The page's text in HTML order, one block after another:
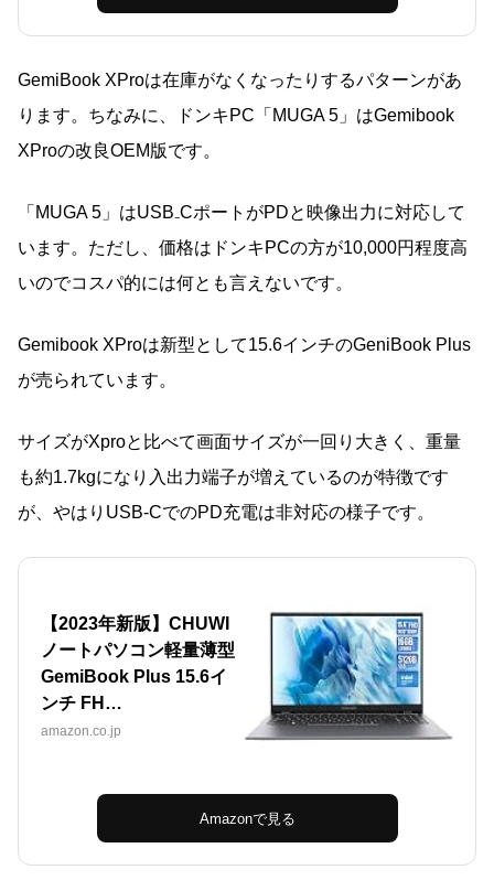
GemiBook XProは在庫がなくなったりするパターンがあ
ります。ちなみに、ドンキPC「MUGA 5」はGemibook
XProの改良OEM版です。
「MUGA 5」はUSB₋CポートがPDと映像出力に対応して
います。ただし、価格はドンキPCの方が10,000円程度高
いのでコスパ的には何とも言えないです。
Gemibook XProは新型として15.6インチのGeniBook Plus
が売られています。
サイズがXproと比べて画面サイズが一回り大きく、重量
も約1.7kgになり入出力端子が増えているのが特徴です
が、やはりUSB-CでのPD充電は非対応の様子です。
【2023年新版】CHUWI
ノートパソコン軽量薄型
GemiBook Plus 15.6イ
ンチ FH…
amazon.co.jp
Amazonで見る